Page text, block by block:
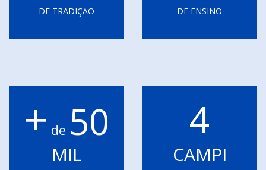
DE TRADIÇÃO DE ENSINO
+ de 50
MIL
4
CAMPI